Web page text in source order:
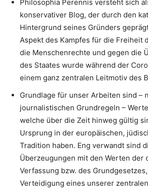
Philosophia Perennis versteht sich
konservativer Blog, der durch den
Hintergrund seines Gründers
Aspekt des Kampfes für die Freiheit
die Menschenrechte und gegen die
des Staates wurde während der
einem ganz zentralen Leitmotiv des
Grundlage für unser Arbeiten sind –
journalistischen Grundregeln –
welche über die Zeit hinweg gültig
Ursprung in der europäischen,
Tradition haben. Eng verwandt sind
Überzeugungen mit den Werten der
Verfassung bzw. des
Verteidigung eines unserer